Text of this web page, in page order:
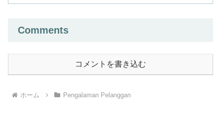
Comments
コメントを書き込む
ホーム Pengalaman Pelanggan